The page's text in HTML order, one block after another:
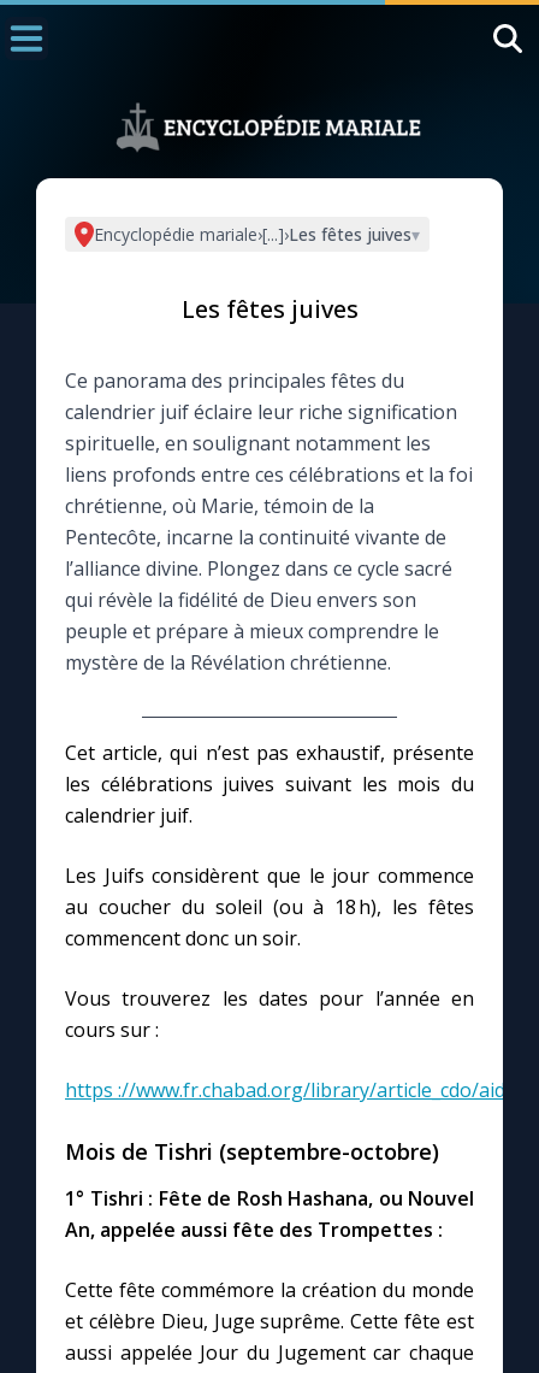
L'actualité de la semaine
La chaîne Youtube
La newsletter
La vidéo de la semaine
Le compte Tiktok
Le magazine
Questions-réponses
Prier au quotidien
Avec Thérèse de Lisieux
L'Évangile chaque jour
Les premiers samedis du mois
Marie qui défait les nœuds
Mes intentions de prière
Une Minute avec Marie
Encyclopédie mariale›[...]›Les fêtes juives▾
Les fêtes juives
Ce panorama des principales fêtes du
calendrier juif éclaire leur riche signification
spirituelle, en soulignant notamment les
liens profonds entre ces célébrations et la foi
chrétienne, où Marie, témoin de la
Pentecôte, incarne la continuité vivante de
l’alliance divine. Plongez dans ce cycle sacré
qui révèle la fidélité de Dieu envers son
peuple et prépare à mieux comprendre le
mystère de la Révélation chrétienne.
Cet article, qui n’est pas exhaustif, présente
les célébrations juives suivant les mois du
calendrier juif.
Les Juifs considèrent que le jour commence
au coucher du soleil (ou à 18 h), les fêtes
commencent donc un soir.
Vous trouverez les dates pour l’année en
cours sur :
https ://www.fr.chabad.org/library/article_cdo/aid/
Mois de Tishri (septembre-octobre)
1° Tishri : Fête de Rosh Hashana, ou Nouvel
An, appelée aussi fête des Trompettes :
Cette fête commémore la création du monde
et célèbre Dieu, Juge suprême. Cette fête est
aussi appelée Jour du Jugement car chaque